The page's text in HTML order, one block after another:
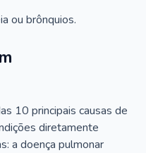
ou brônquios.
10 principais causas de
diretamente
a doença pulmonar